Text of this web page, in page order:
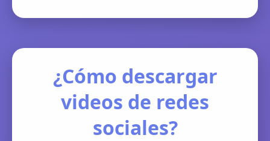
¿Cómo descargar
videos de redes
sociales?